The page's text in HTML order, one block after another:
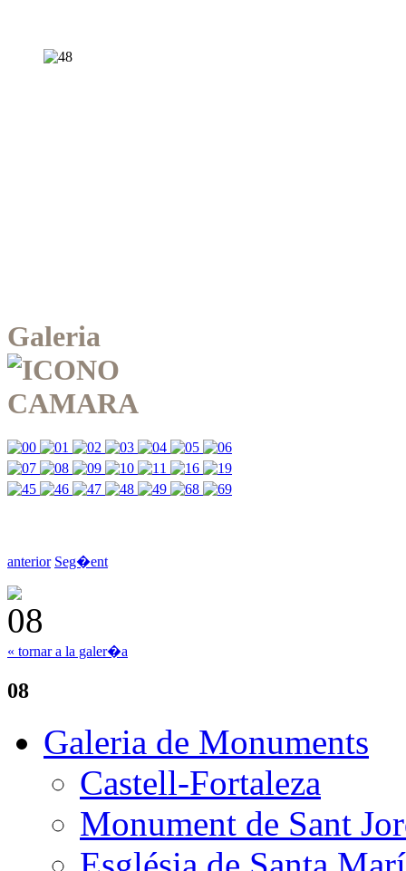
Galeria
anterior Seg�ent
« tornar a la galer�a
08
Galeria de Monuments
Castell-Fortaleza
Monument de Sant